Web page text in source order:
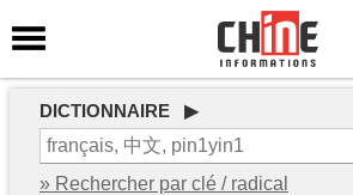
DICTIONNAIRE ▶
» Rechercher par clé / radical